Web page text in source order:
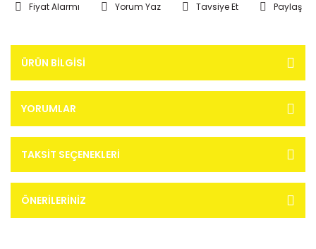
Fiyat Alarmı Yorum Yaz Tavsiye Et Paylaş
ÜRÜN BILGISI
YORUMLAR
TAKSIT SEÇENEKLERI
ÖNERILERINIZ